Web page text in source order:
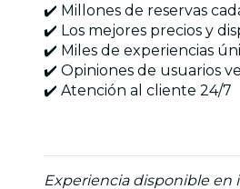
✔️ Millones de reservas
✔️ Los mejores precios y
✔️ Miles de experiencias
✔️ Opiniones de usuarios
✔️ Atención al cliente 24/7
Experiencia disponible en